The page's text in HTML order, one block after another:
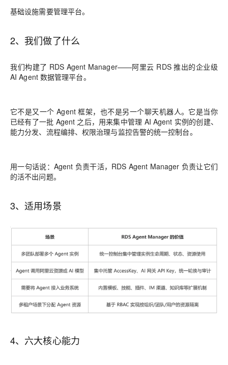
基础设施需要管理平台。
2、我们做了什么
我们构建了 RDS Agent Manager——阿里云 RDS 推出的企业级
AI Agent 数据管理平台。
它不是又一个 Agent 框架，也不是另一个聊天机器人。它是当你
已经有了一批 Agent 之后，用来集中管理 AI Agent 实例的创建、
能力分发、流程编排、权限治理与监控告警的统一控制台。
用一句话说：Agent 负责干活，RDS Agent Manager 负责让它们
的活不出问题。
3、适用场景
4、六大核心能力